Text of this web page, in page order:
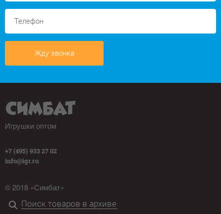
Жду звонка
Игрушки оптом
+7 (495) 933 27 02
info@igr.ru
© 2018 «Симбат»